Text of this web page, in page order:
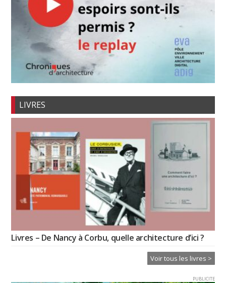
LIVRES
Livres – De Nancy à Corbu, quelle architecture d’ici ?
Voir tous les livres >
PUBLICITE